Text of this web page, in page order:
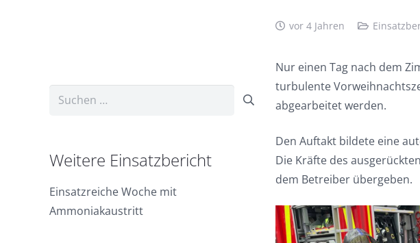
vor 4 Jahren
Nur einen Tag nach dem
turbulente
abgearbeitet werden.
Den Auftakt bildete eine
Die Kräfte des
dem Betreiber übergeben.
Suchen
Weitere Einsatzbericht
Einsatzreiche Woche mit
Ammoniakaustritt